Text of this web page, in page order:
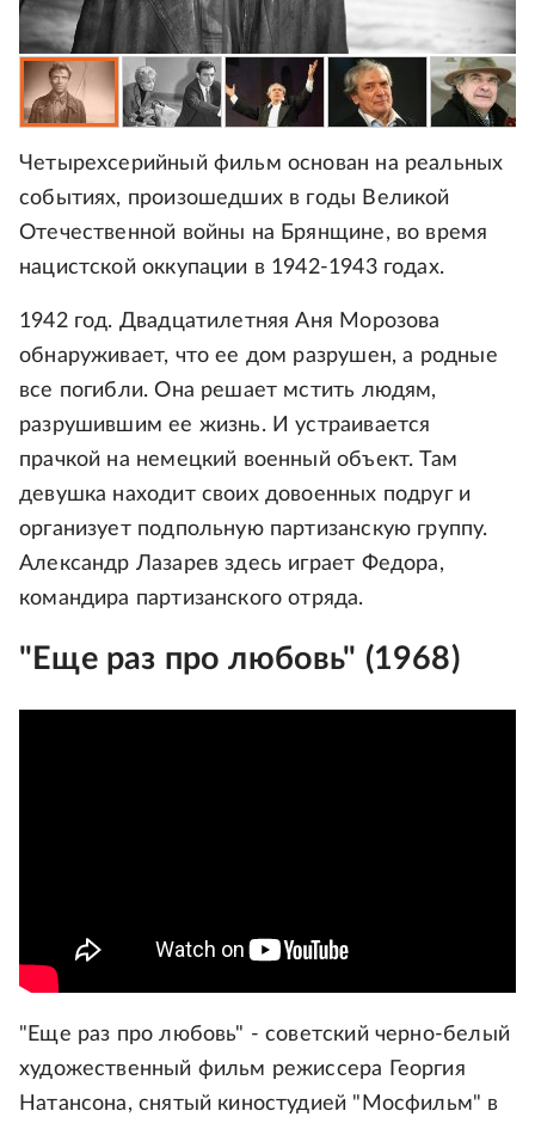
Четырехсерийный фильм основан на реальных
событиях, произошедших в годы Великой
Отечественной войны на Брянщине, во время
нацистской оккупации в 1942-1943 годах.
1942 год. Двадцатилетняя Аня Морозова
обнаруживает, что ее дом разрушен, а родные
все погибли. Она решает мстить людям,
разрушившим ее жизнь. И устраивается
прачкой на немецкий военный объект. Там
девушка находит своих довоенных подруг и
организует подпольную партизанскую группу.
Александр Лазарев здесь играет Федора,
командира партизанского отряда.
"Еще раз про любовь" (1968)
"Еще раз про любовь" - советский черно-белый
художественный фильм режиссера Георгия
Натансона, снятый киностудией "Мосфильм" в